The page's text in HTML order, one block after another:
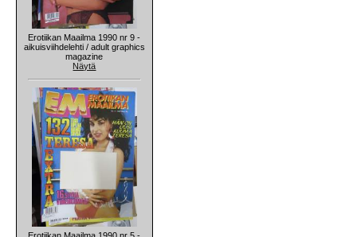
Erotiikan Maailma 1990 nr 9 -
aikuisviihdelehti / adult graphics
magazine
Näytä